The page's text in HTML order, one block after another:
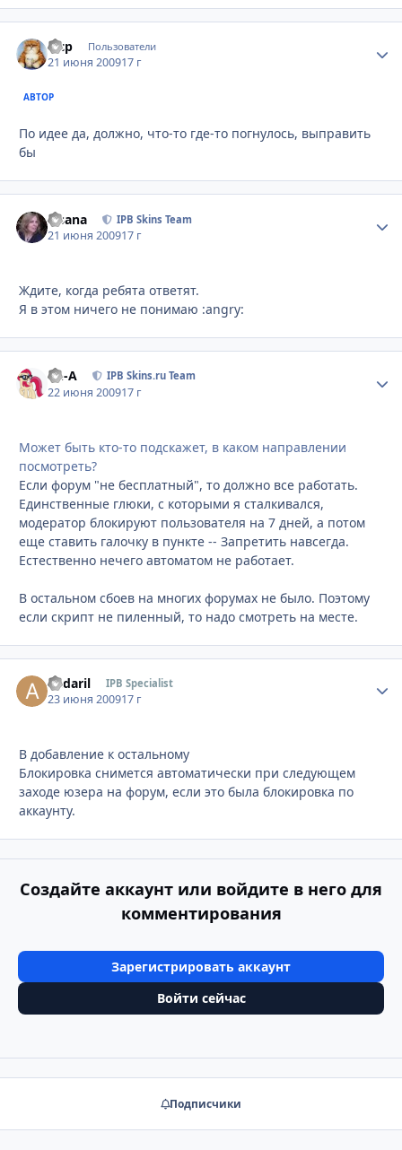
wcp Пользователи
21 июня 200917 г
АВТОР
По идее да, должно, что-то где-то погнулось, выправить
бы
Fisana IPB Skins Team
21 июня 200917 г
Ждите, когда ребята ответят.
Я в этом ничего не понимаю :angry:
Ph-A IPB Skins.ru Team
22 июня 200917 г
Может быть кто-то подскажет, в каком направлении
посмотреть?
Если форум "не бесплатный", то должно все работать.
Единственные глюки, с которыми я сталкивался,
модератор блокируют пользователя на 7 дней, а потом
еще ставить галочку в пункте -- Запретить навсегда.
Естественно нечего автоматом не работает.
В остальном сбоев на многих форумах не было. Поэтому
если скрипт не пиленный, то надо смотреть на месте.
andaril IPB Specialist
23 июня 200917 г
В добавление к остальному
Блокировка снимется автоматически при следующем
заходе юзера на форум, если это была блокировка по
аккаунту.
Создайте аккаунт или войдите в него для
комментирования
Зарегистрировать аккаунт
Войти сейчас
Подписчики